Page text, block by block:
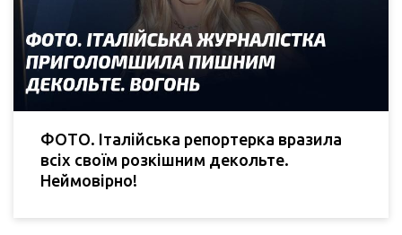
ФОТО. Італійська репортерка вразила
всіх своїм розкішним декольте.
Неймовірно!